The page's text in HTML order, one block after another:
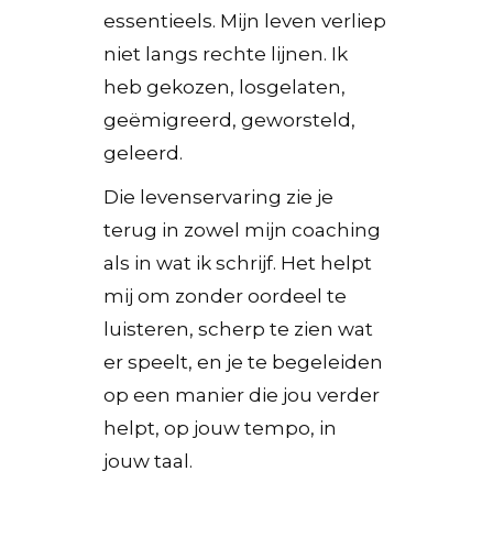
essentieels. Mijn leven verliep
niet langs rechte lijnen. Ik
heb gekozen, losgelaten,
geëmigreerd, geworsteld,
geleerd.
Die levenservaring zie je
terug in zowel mijn coaching
als in wat ik schrijf. Het helpt
mij om zonder oordeel te
luisteren, scherp te zien wat
er speelt, en je te begeleiden
op een manier die jou verder
helpt, op jouw tempo, in
jouw taal.